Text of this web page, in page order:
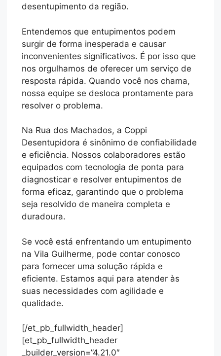
desentupimento da região.
Entendemos que entupimentos podem
surgir de forma inesperada e causar
inconvenientes significativos. É por isso que
nos orgulhamos de oferecer um serviço de
resposta rápida. Quando você nos chama,
nossa equipe se desloca prontamente para
resolver o problema.
Na Rua dos Machados, a Coppi
Desentupidora é sinônimo de confiabilidade
e eficiência. Nossos colaboradores estão
equipados com tecnologia de ponta para
diagnosticar e resolver entupimentos de
forma eficaz, garantindo que o problema
seja resolvido de maneira completa e
duradoura.
Se você está enfrentando um entupimento
na Vila Guilherme, pode contar conosco
para fornecer uma solução rápida e
eficiente. Estamos aqui para atender às
suas necessidades com agilidade e
qualidade.
[/et_pb_fullwidth_header]
[et_pb_fullwidth_header
_builder_version=”4.21.0″